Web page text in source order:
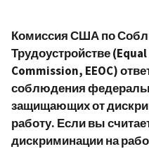
Комиссия США по
Трудоустройстве
Commission, EEOC)
соблюдения
защищающих от
работу. Если вы
дискриминации на